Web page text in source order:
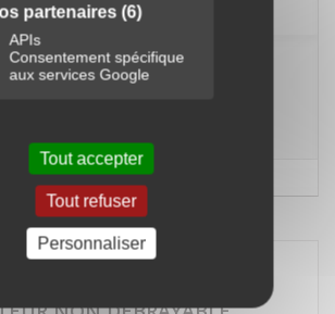
partenaires (6)
APIs
Consentement spécifique
aux services Google
Tout accepter
Tout refuser
Personnaliser
SUR EXTRACTEUR 2
POUR POULIE